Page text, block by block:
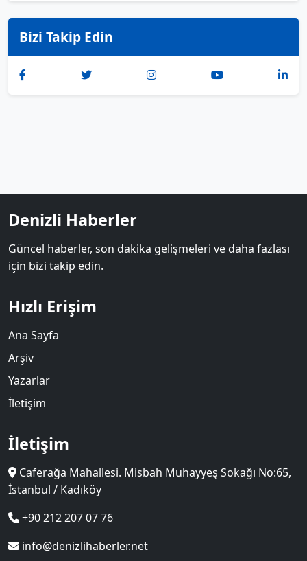
Bizi Takip Edin
Denizli Haberler
Güncel haberler, son dakika gelişmeleri ve daha fazlası
için bizi takip edin.
Hızlı Erişim
Ana Sayfa
Arşiv
Yazarlar
İletişim
İletişim
Caferağa Mahallesi. Misbah Muhayyeş Sokağı No:65,
İstanbul / Kadıköy
+90 212 207 07 76
info@denizlihaberler.net